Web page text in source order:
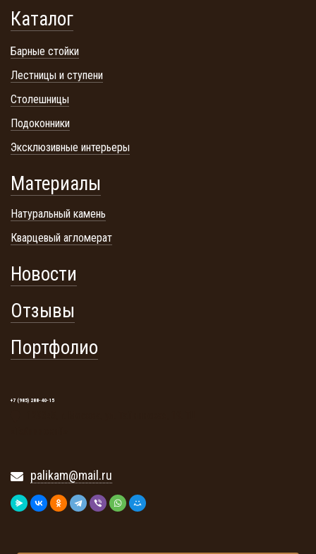
Каталог
Барные стойки
Лестницы и ступени
Столешницы
Подоконники
Эксклюзивные интерьеры
Материалы
Натуральный камень
Кварцевый агломерат
Новости
Отзывы
Портфолио
+7 (985) 288-40-15
palikam@mail.ru